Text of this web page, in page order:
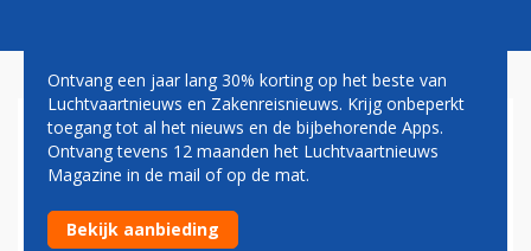
ASTRONAUTEN BETREDEN
'OPBLAASKAMER' ISS
Ontvang een jaar lang 30% korting op het beste van
Luchtvaartnieuws en Zakenreisnieuws. Krijg onbeperkt
toegang tot al het nieuws en de bijbehorende Apps.
Ontvang tevens 12 maanden het Luchtvaartnieuws
Magazine in de mail of op de mat.
Bekijk aanbieding